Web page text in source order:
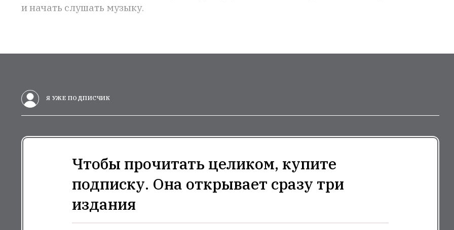
и начать слушать музыку.
Я УЖЕ ПОДПИСЧИК
Чтобы прочитать целиком, купите
подписку. Она открывает сразу три
издания